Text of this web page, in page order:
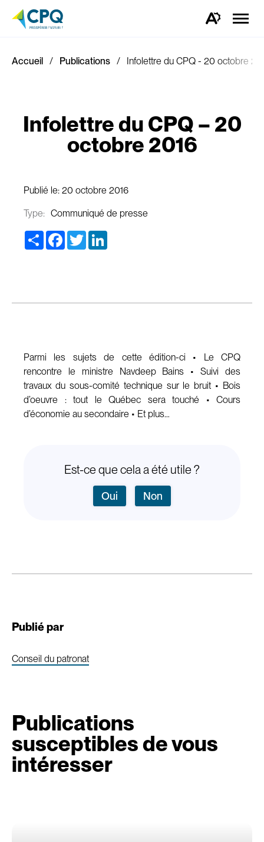
Ouvrez
d'accessibilité.
la
Accueil Publications Infolettre du CPQ - 20 octobre
Infolettre du CPQ – 20
octobre 2016
Publié le: 20 octobre 2016
Type: Communiqué de presse
Share Facebook
Twitter
Parmi les sujets de cette édition-ci • Le CPQ
rencontre le ministre Navdeep Bains • Suivi des
travaux du sous-comité technique sur le bruit • Bois
d’oeuvre : tout le Québec sera touché • Cours
d’économie au secondaire • Et plus…
Est-ce que cela a été utile ?
Oui Non
Publié par
Conseil du patronat
Publications
susceptibles de vous
intéresser